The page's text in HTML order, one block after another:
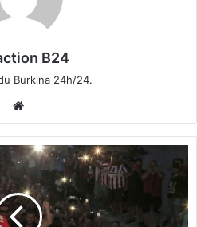
B24
Burkina 24h/24.
bsi
te